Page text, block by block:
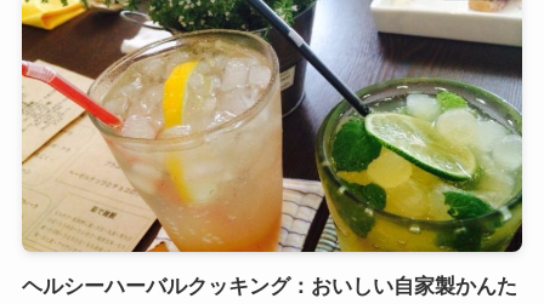
ヘルシーハーバルクッキング：おいしい自家製かんた